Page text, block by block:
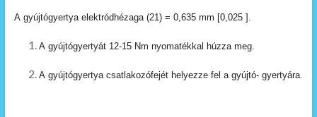
A gyújtógyertya elektródhézaga (21) = 0,635 mm [0,025 ].
A gyújtógyertyát 12-15 Nm nyomatékkal húzza meg.
A gyújtógyertya csatlakozófejét helyezze fel a gyújtó- gyertyára.